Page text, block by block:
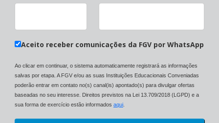
Aceito receber comunicações da FGV por WhatsApp
Ao clicar em continuar, o sistema automaticamente registrará as informações
salvas por etapa. A FGV e/ou as suas Instituições Educacionais Conveniadas
poderão entrar em contato no(s) canal(is) apontado(s) para divulgar ofertas
baseadas no seu interesse. Direitos previstos na Lei 13.709/2018 (LGPD) e a
sua forma de exercício estão informados aqui